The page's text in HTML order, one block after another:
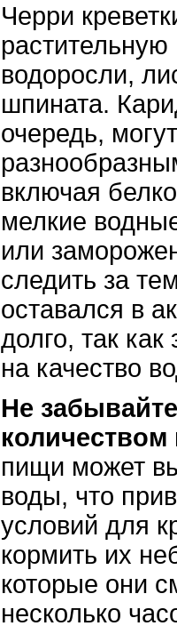
Черри
водоросли,
шпината.
очередь,
включая
мелкие
или
следить за
оставался в
долго, так
на качество
Не
количеством
пищи может
воды, что
условий для
кормить их
которые они
несколько